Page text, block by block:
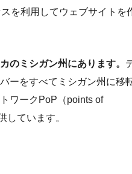
を利用してウェブサイトを
のミシガン州にあります。
ーをすべてミシガン州に移
ワークPoP（points of
しています。